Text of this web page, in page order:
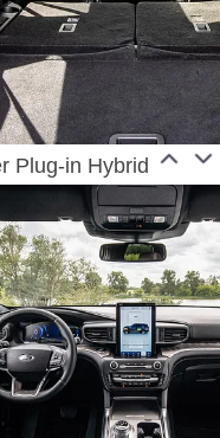
Plug-in Hybrid